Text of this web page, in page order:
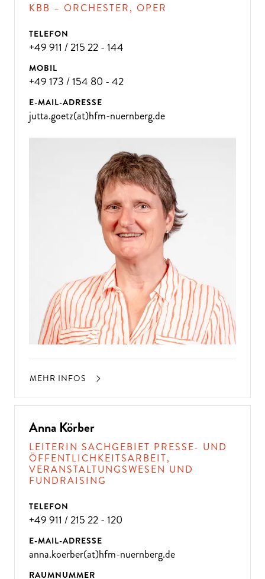
KBB – ORCHESTER, OPER
TELEFON
+49 911 / 215 22 - 144
MOBIL
+49 173 / 154 80 - 42
E-MAIL-ADRESSE
jutta.goetz(at)hfm-nuernberg.de
MEHR INFOS
Anna Körber
LEITERIN SACHGEBIET PRESSE- UND
ÖFFENTLICHKEITSARBEIT,
VERANSTALTUNGSWESEN UND
FUNDRAISING
TELEFON
+49 911 / 215 22 - 120
E-MAIL-ADRESSE
anna.koerber(at)hfm-nuernberg.de
RAUMNUMMER